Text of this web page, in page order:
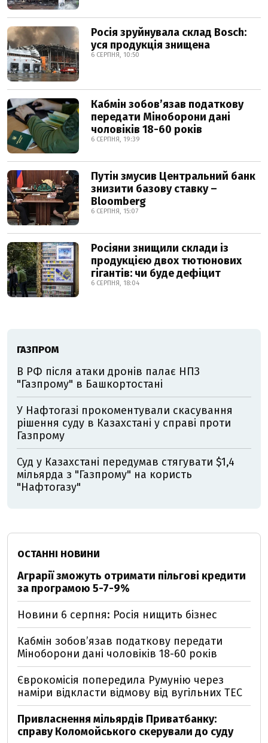
Росія зруйнувала склад Bosch:
уся продукція знищена
6 СЕРПНЯ, 10:50
Кабмін зобовʼязав податкову
передати Міноборони дані
чоловіків 18-60 років
6 СЕРПНЯ, 19:39
Путін змусив Центральний банк
знизити базову ставку –
Bloomberg
6 СЕРПНЯ, 15:07
Росіяни знищили склади із
продукцією двох тютюнових
гігантів: чи буде дефіцит
6 СЕРПНЯ, 18:04
ГАЗПРОМ
В РФ після атаки дронів палає НПЗ
"Газпрому" в Башкортостані
У Нафтогазі прокоментували скасування
рішення суду в Казахстані у справі проти
Газпрому
Суд у Казахстані передумав стягувати $1,4
мільярда з "Газпрому" на користь
"Нафтогазу"
ОСТАННІ НОВИНИ
Аграрії зможуть отримати пільгові кредити
за програмою 5-7-9%
Новини 6 серпня: Росія нищить бізнес
Кабмін зобовʼязав податкову передати
Міноборони дані чоловіків 18-60 років
Єврокомісія попередила Румунію через
наміри відкласти відмову від вугільних ТЕС
Привласнення мільярдів Приватбанку:
справу Коломойського скерували до суду